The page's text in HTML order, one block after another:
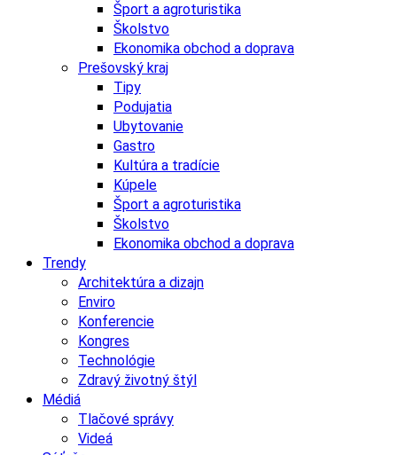
Šport a agroturistika
Školstvo
Ekonomika obchod a doprava
Prešovský kraj
Tipy
Podujatia
Ubytovanie
Gastro
Kultúra a tradície
Kúpele
Šport a agroturistika
Školstvo
Ekonomika obchod a doprava
Trendy
Architektúra a dizajn
Enviro
Konferencie
Kongres
Technológie
Zdravý životný štýl
Médiá
Tlačové správy
Videá